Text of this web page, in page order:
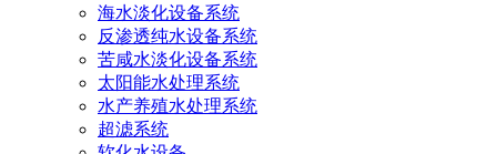
海水淡化设备系统
反渗透纯水设备系统
苦咸水淡化设备系统
太阳能水处理系统
水产养殖水处理系统
超滤系统